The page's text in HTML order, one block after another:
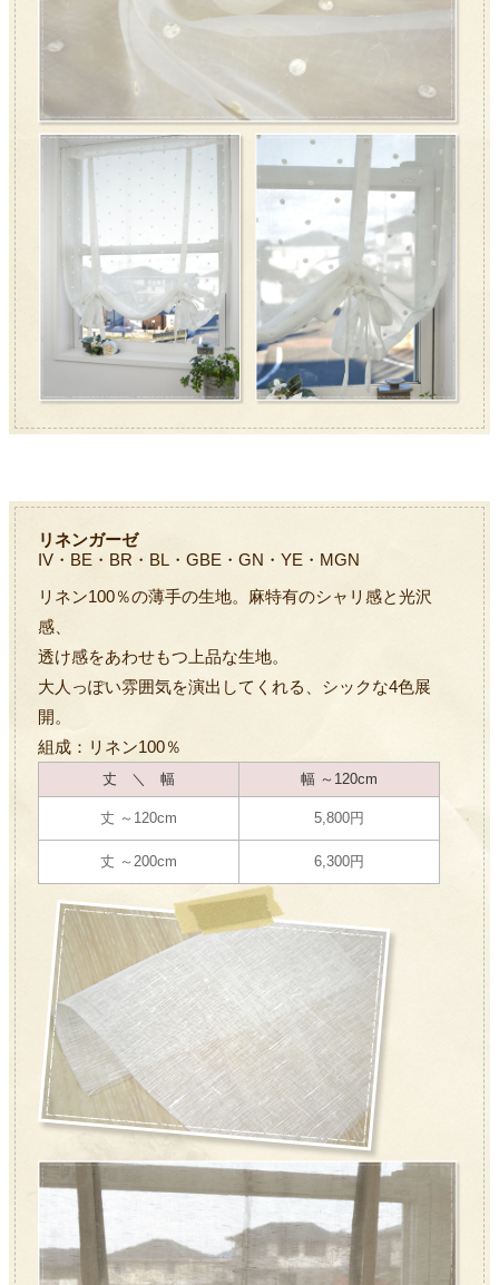
リネンガーゼ
IV・BE・BR・BL・GBE・GN・YE・MGN
リネン100％の薄手の生地。麻特有のシャリ感と光沢
感、
透け感をあわせもつ上品な生地。
大人っぽい雰囲気を演出してくれる、シックな4色展
開。
組成：リネン100％
丈 ＼ 幅 幅 ～120cm
丈 ～120cm 5,800円
丈 ～200cm 6,300円